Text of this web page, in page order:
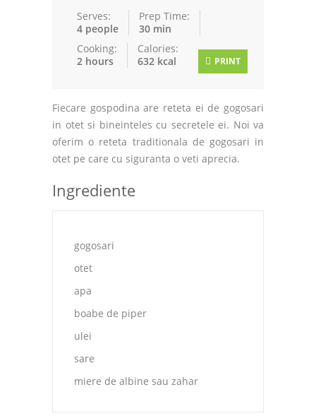
Serves:
4 people
Prep Time:
30 min
Cooking:
2 hours
Calories:
632 kcal
PRINT
Fiecare gospodina are reteta ei de gogosari
in otet si bineinteles cu secretele ei. Noi va
oferim o reteta traditionala de gogosari in
otet pe care cu siguranta o veti aprecia.
Ingrediente
gogosari
otet
apa
boabe de piper
ulei
sare
miere de albine sau zahar